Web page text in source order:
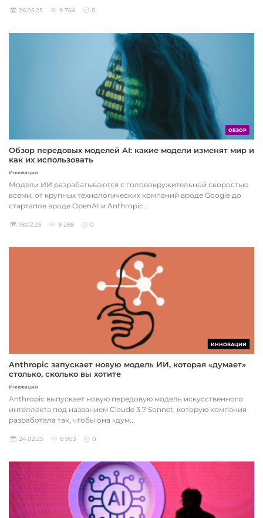
26.05.25 9 764 0
ОБЗОР
Обзор передовых моделей AI: какие модели изменят мир и
как их использовать
Инновации
Модели ИИ разрабатываются с головокружительной скоростью
всеми, от крупных технологических компаний вроде Google до
стартапов вроде OpenAI и Anthropic...
18.02.25 9 288 0
ИННОВАЦИИ
Anthropic запускает новую модель ИИ, которая «думает»
столько, сколько вы хотите
Инновации
Anthropic выпускает новую передовую модель искусственного
интеллекта под названием Claude 3.7 Sonnet, которую компания
разработала так, чтобы она «дум...
24.02.25 8 903 0